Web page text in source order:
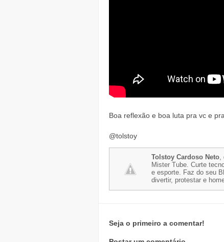
Boa reflexão e boa luta pra vc e
@tolstoy
Tolstoy Cardoso Neto,
Mister Tube. Curte
e esporte. Faz do seu
divertir, protestar e
Seja o primeiro a comentar!